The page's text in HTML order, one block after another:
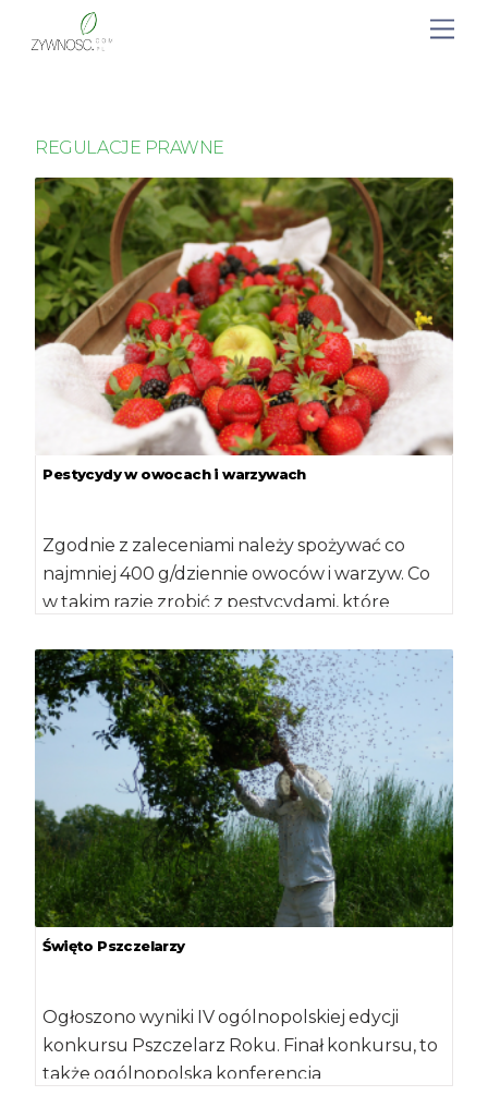
REGULACJE PRAWNE
Pestycydy w owocach i warzywach
Zgodnie z zaleceniami należy spożywać co
najmniej 400 g/dziennie owoców i warzyw. Co
w takim razie zrobić z pestycydami, które
Święto Pszczelarzy
Ogłoszono wyniki IV ogólnopolskiej edycji
konkursu Pszczelarz Roku. Finał konkursu, to
także ogólnopolska konferencja